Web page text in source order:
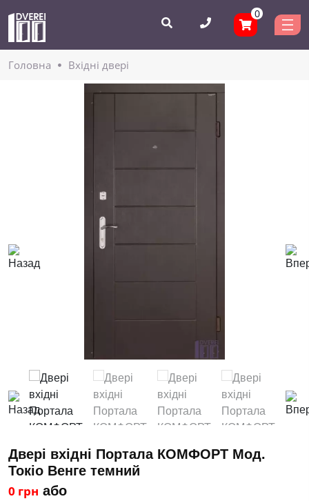
0
Головнa Вхідні двері
Двері вхідні Портала КОМФОРТ Мод.
Токіо Венге темний
0 грн або